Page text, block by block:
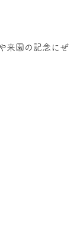
来園の記念にぜ